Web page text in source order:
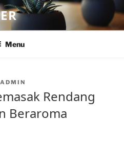
Menu
ADMIN
Rendang
Beraroma